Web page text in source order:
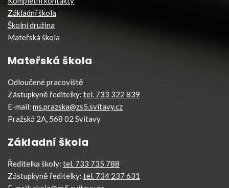
Základní škola
Školní družina
Mateřská škola
Mateřská škola
Odloučené pracoviště
Zástupkyně ředitelky: tel. 733 322 839
E-mail: ms.prazska@zs5.svitavy.cz
Pražská 2A, 568 02 Svitavy
Základní škola
Ředitelka školy: tel. 733 735 788
Zástupkyně ředitelky: tel. 734 237 631